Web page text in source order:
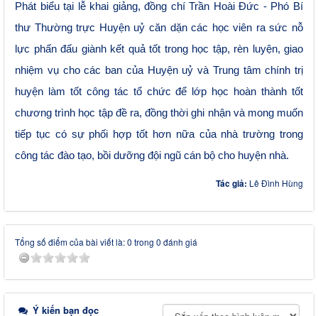
Phát biểu tại lễ khai giảng, đồng chí Trần Hoài Đức - Phó Bí
thư Thường trực Huyện uỷ căndặn các học viên ra sức nỗ
lực phấn đấu giành kết quả tốt trong học tập, rèn luyện, giao
nhiệm vụ cho các ban của Huyện uỷ và Trung tâm chính trị
huyện làm tốt công tác tổ chức để lớp học hoàn thành tốt
chương trình học tập đề ra, đồng thời ghi nhận và mong muốn
tiếp tục có sự phối hợp tốt hơn nữa của nhà trường trong
công tác đào tạo, bồi dưỡng đội ngũ cán bộ cho huyện nhà.
Tác giả: Lê Đình Hùng
Tổng số điểm của bài viết là: 0 trong 0 đánh giá
Ý kiến bạn đọc